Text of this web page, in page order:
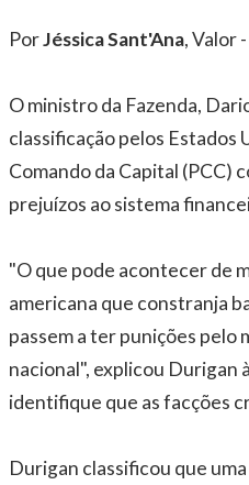
PorJéssica Sant'Ana, Valor
O ministro da Fazenda,
classificação pelos Estados
Comando da Capital (PCC)
prejuízos ao sistema
"O que pode acontecer de
americana que constranja
passem a ter punições
nacional", explicou Durigan
identifique que as facções
Durigan classificou que